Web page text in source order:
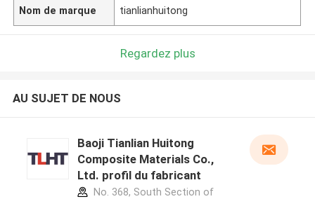
Nom de marque tianlianhuitong
Regardez plus
AU SUJET DE NOUS
Baoji Tianlian Huitong
Composite Materials Co.,
Ltd. profil du fabricant
No. 368, South Section of